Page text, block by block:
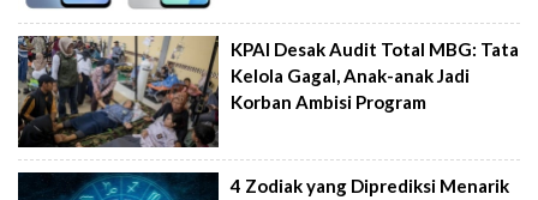
KPAI Desak Audit Total MBG: Tata
Kelola Gagal, Anak-anak Jadi
Korban Ambisi Program
4 Zodiak yang Diprediksi Menarik